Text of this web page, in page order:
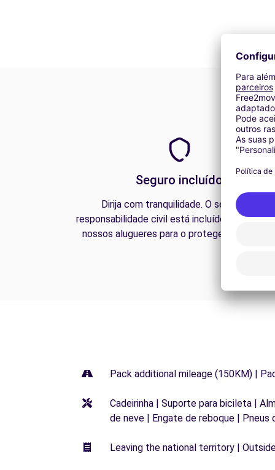
Seguro incluído
Dirija com tranquilidade. O seguro de
responsabilidade civil está incluído em todos
nossos alugueres para o proteger na
Pack additional mileage (150KM) |
Cadeirinha | Suporte para bicileta |
de neve | Engate de reboque | Pneus
Leaving the national territory |